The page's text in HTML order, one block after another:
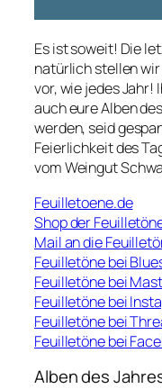
Es ist soweit! Die
natürlich stellen
vor, wie jedes
auch eure Alben
werden, seid
Feierlichkeit des
vom Weingut
Feuilletoene.de
Shop der
Mail an die
Feuilletöne bei
Feuilletöne bei
Feuilletöne bei
Feuilletöne bei
Feuilletöne bei
Alben des